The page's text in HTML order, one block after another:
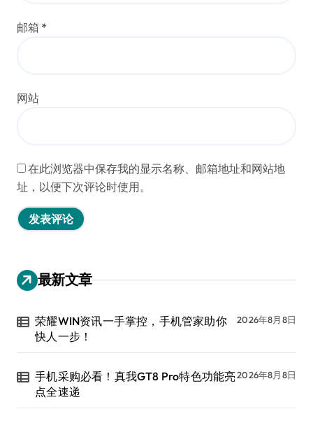
邮箱 *
网站
在此浏览器中保存我的显示名称、邮箱地址和网站地
址，以便下次评论时使用。
最新文章
荣耀WIN资讯一手掌控，手机管家助你
快人一步！
2026年8月8日
手机采购必看！真我GT8 Pro特色功能亮
点全速递
2026年8月8日